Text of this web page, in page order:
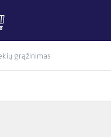
grąžinimas